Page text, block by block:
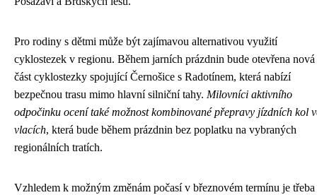
Pro rodiny s dětmi může být zajímavou alternativou využití
cyklostezek v regionu. Během jarních prázdnin bude otevřena nová
část cyklostezky spojující Černošice s Radotínem, která nabízí
bezpečnou trasu mimo hlavní silniční tahy. Milovníci aktivního
odpočinku ocení také možnost kombinované přepravy jízdních kol
vlacích, která bude během prázdnin bez poplatku na vybraných
regionálních tratích.
Vzhledem k možným změnám počasí v březnovém termínu je třeba